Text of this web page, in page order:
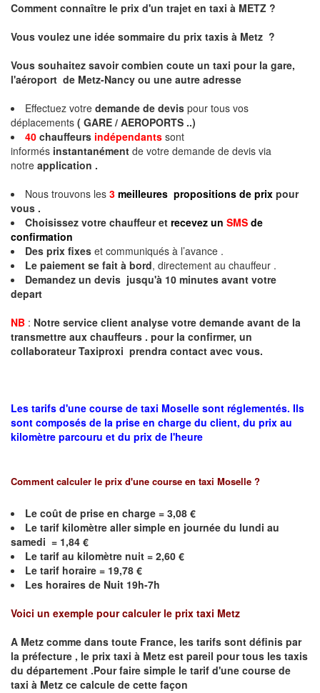
Comment connaître le prix d'un trajet en taxi à METZ ?
Vous voulez une idée sommaire du prix taxis à Metz ?
Vous souhaitez savoir combien coute un taxi pour la gare,
l'aéroport de Metz-Nancy ou une autre adresse
Effectuez votre demande de devis pour tous vos
déplacements ( GARE / AEROPORTS ..)
40 chauffeurs indépendants sont
informés instantanément de votre demande de devis via
notre application .
Nous trouvons les 3 meilleures propositions de prix pour
vous .
Choisissez votre chauffeur et recevez un SMS de
confirmation
Des prix fixes et communiqués à l’avance .
Le paiement se fait à bord, directement au chauffeur .
Demandez un devis jusqu'à 10 minutes avant votre
depart
NB : Notre service client analyse votre demande avant de la
transmettre aux chauffeurs . pour la confirmer, un
collaborateur Taxiproxi prendra contact avec vous.
Les tarifs d'une course de taxi Moselle sont réglementés. Ils
sont composés de la prise en charge du client, du prix au
kilomètre parcouru et du prix de l'heure
Comment calculer le prix d'une course en taxi Moselle ?
Le coût de prise en charge = 3,08 €
Le tarif kilomètre aller simple en journée du lundi au
samedi = 1,84 €
Le tarif au kilomètre nuit = 2,60 €
Le tarif horaire = 19,78 €
Les horaires de Nuit 19h-7h
Voici un exemple pour calculer le prix taxi Metz
A Metz comme dans toute France, les tarifs sont définis par
la préfecture , le prix taxi à Metz est pareil pour tous les taxis
du département .Pour faire simple le tarif d'une course de
taxi à Metz ce calcule de cette façon